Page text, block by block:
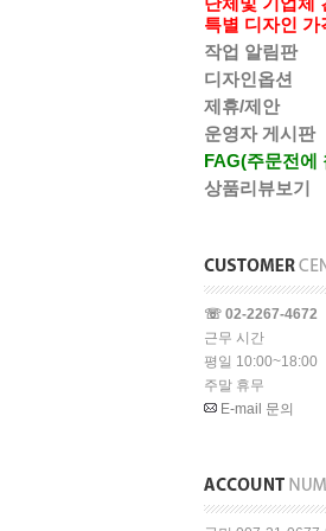
특별 디자인 가
작업 알림판
디자인옵션
제휴/제안
운영자 게시판
FAG(주문전에
상품리뷰보기
☏ 02-2267-4672
근무 시간
평일 10:00~18:00
주말 휴무
E-mail 문의